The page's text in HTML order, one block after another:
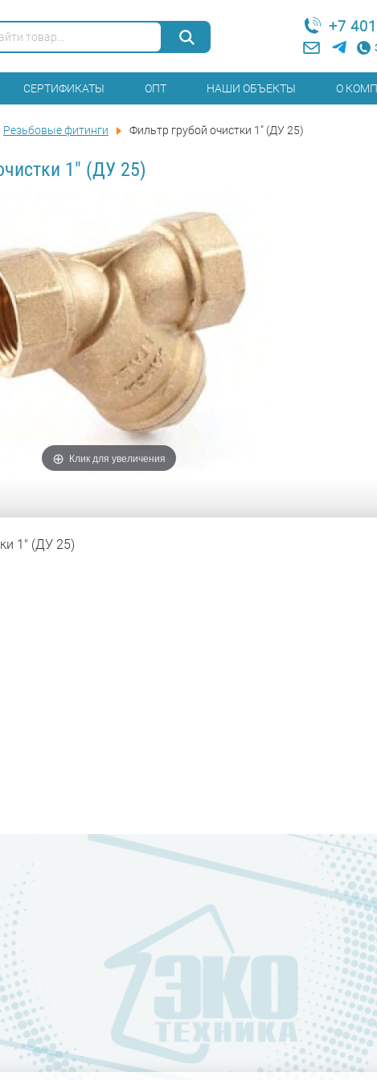
+7
СЕРТИФИКАТЫ ОПТ НАШИ ОБЪЕКТЫ О
Резьбовые фитинги Фильтр грубой очистки 1" (ДУ 25)
1" (ДУ 25)
Клик для увеличения
1" (ДУ 25)